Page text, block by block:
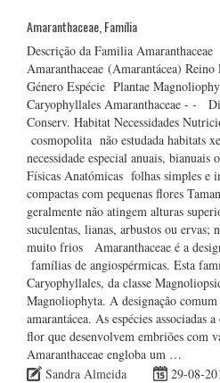
Amaranthaceae, Família
Descrição da Familia Amaranthaceae
Amaranthaceae (Amarantácea)
Género Espécie Plantae
Caryophyllales Amaranthaceae - -
Conserv. Habitat Necessidades
cosmopolita não estudada habitats
necessidade especial anuais,
Físicas Anatómicas folhas simples e
compactas com pequenas flores
geralmente não atingem alturas
suculentas, lianas, arbustos ou ervas;
muito frios Amaranthaceae é a
famílias de angiospérmicas. Esta
Caryophyllales, da classe
Magnoliophyta. A designação comum
amarantácea. As espécies associadas
flor que desenvolvem embriões com
Amaranthaceae engloba um …
Sandra Almeida
29-08-